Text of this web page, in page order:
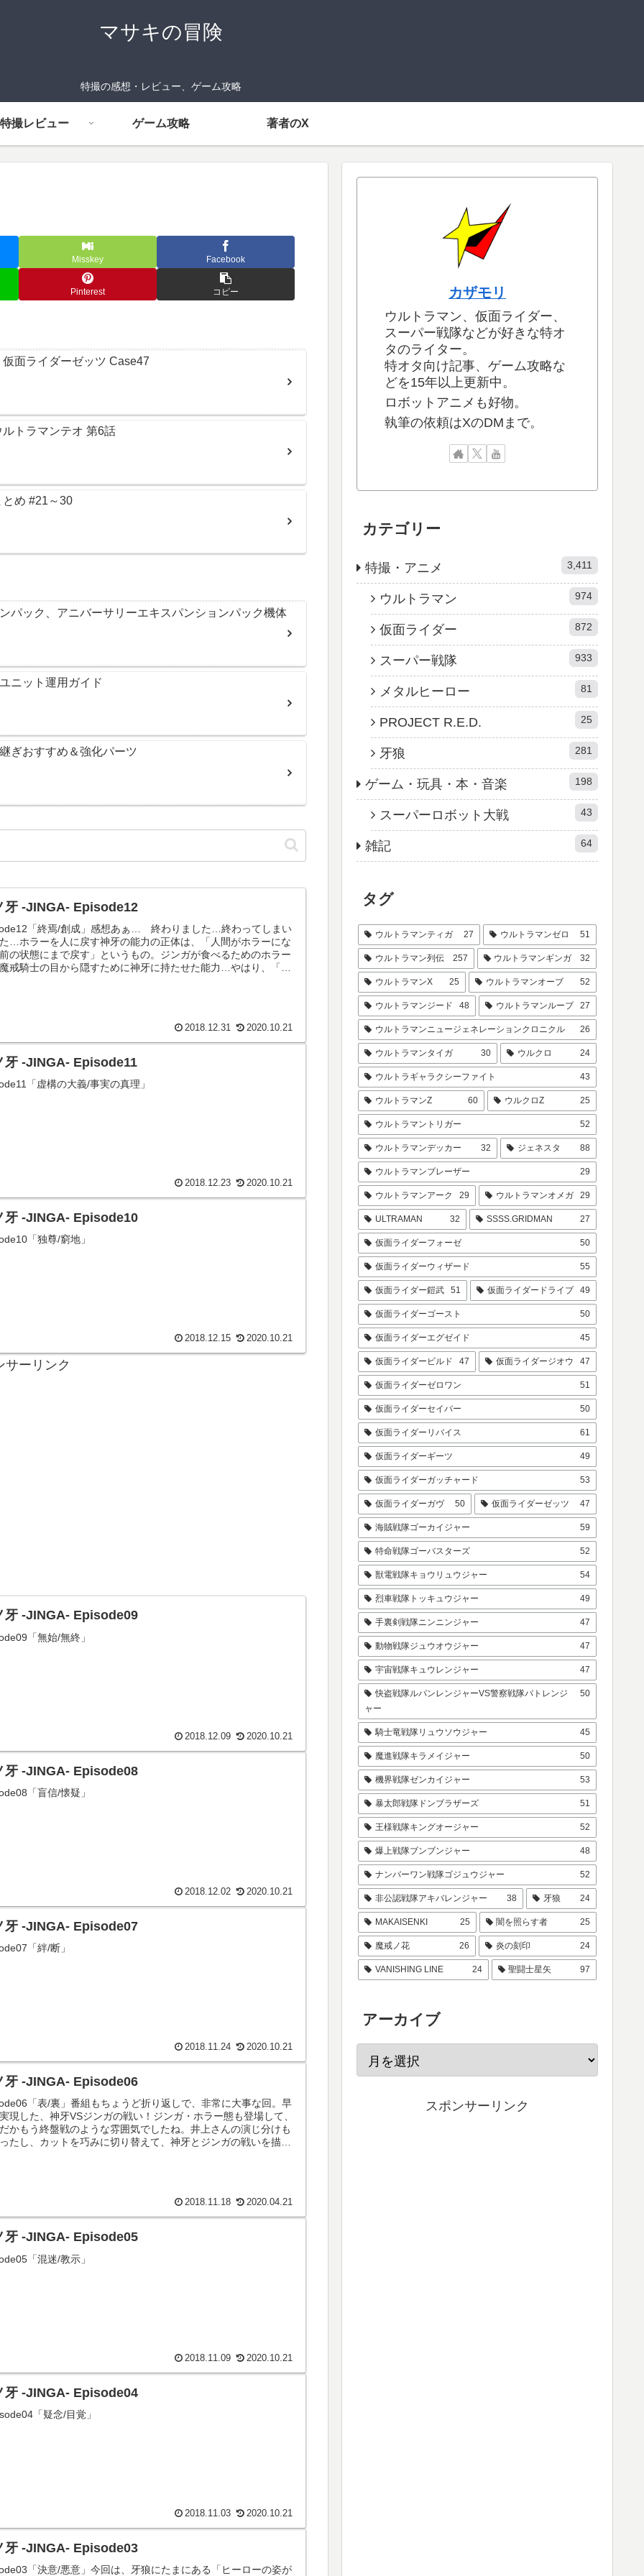
マサキの冒険
特撮の感想・レビュー、ゲーム攻略
特撮レビュー ゲーム攻略 著者のX
Misskey Facebook
Pinterest コピー
面ライダーゼッツ Case47
トラマンテオ 第6話
め #21～30
パック、アニバーサリーエキスパンションパック機体
ニット運用ガイド
ぎおすすめ＆強化パーツ
牙 -JINGA- Episode12
「終焉/創成」感想あぁ… 終わりました…終わってしまい
…ホラーを人に戻す神牙の能力の正体は、「人間がホラーにな
の状態にまで戻す」というもの。ジンガが食べるためのホラー
戒騎士の目から隠すために神牙に持たせた能力…やはり、「一
2018.12.31 2020.10.21
牙 -JINGA- Episode11
「虚構の大義/事実の真理」
2018.12.23 2020.10.21
牙 -JINGA- Episode10
「独尊/窮地」
2018.12.15 2020.10.21
サーリンク
牙 -JINGA- Episode09
「無始/無終」
2018.12.09 2020.10.21
牙 -JINGA- Episode08
「盲信/懐疑」
2018.12.02 2020.10.21
牙 -JINGA- Episode07
「絆/断」
2018.11.24 2020.10.21
牙 -JINGA- Episode06
「表/裏」番組もちょうど折り返しで、非常に大事な回。早
現した、神牙VSジンガの戦い！ジンガ・ホラー態も登場して、
かもう終盤戦のような雰囲気でしたね。井上さんの演じ分けも
たし、カットを巧みに切り替えて、神牙とジンガの戦いを描い
2018.11.18 2020.04.21
牙 -JINGA- Episode05
「混迷/教示」
2018.11.09 2020.10.21
牙 -JINGA- Episode04
「疑念/目覚」
2018.11.03 2020.10.21
牙 -JINGA- Episode03
「決意/悪意」今回は、牙狼にたまにある「ヒーローの姿が
カザモリ
ウルトラマン、仮面ライダー、
スーパー戦隊などが好きな特オ
タのライター。
特オタ向け記事、ゲーム攻略な
どを15年以上更新中。
ロボットアニメも好物。
執筆の依頼はXのDMまで。
カテゴリー
特撮・アニメ 3,411
ウルトラマン 974
仮面ライダー 872
スーパー戦隊 933
メタルヒーロー 81
PROJECT R.E.D. 25
牙狼 281
ゲーム・玩具・本・音楽 198
スーパーロボット大戦 43
雑記 64
タグ
ウルトラマンティガ 27 ウルトラマンゼロ 51
ウルトラマン列伝 257 ウルトラマンギンガ 32
ウルトラマンX 25 ウルトラマンオーブ 52
ウルトラマンジード 48 ウルトラマンルーブ 27
ウルトラマンニュージェネレーションクロニクル 26
ウルトラマンタイガ 30 ウルクロ 24
ウルトラギャラクシーファイト 43
ウルトラマンZ 60 ウルクロZ 25
ウルトラマントリガー 52
ウルトラマンデッカー 32 ジェネスタ 88
ウルトラマンブレーザー 29
ウルトラマンアーク 29 ウルトラマンオメガ 29
ULTRAMAN 32 SSSS.GRIDMAN 27
仮面ライダーフォーゼ 50
仮面ライダーウィザード 55
仮面ライダー鎧武 51 仮面ライダードライブ 49
仮面ライダーゴースト 50
仮面ライダーエグゼイド 45
仮面ライダービルド 47 仮面ライダージオウ 47
仮面ライダーゼロワン 51
仮面ライダーセイバー 50
仮面ライダーリバイス 61
仮面ライダーギーツ 49
仮面ライダーガッチャード 53
仮面ライダーガヴ 50 仮面ライダーゼッツ 47
海賊戦隊ゴーカイジャー 59
特命戦隊ゴーバスターズ 52
獣電戦隊キョウリュウジャー 54
烈車戦隊トッキュウジャー 49
手裏剣戦隊ニンニンジャー 47
動物戦隊ジュウオウジャー 47
宇宙戦隊キュウレンジャー 47
快盗戦隊ルパンレンジャーVS警察戦隊パトレンジ
ャー
50
騎士竜戦隊リュウソウジャー 45
魔進戦隊キラメイジャー 50
機界戦隊ゼンカイジャー 53
暴太郎戦隊ドンブラザーズ 51
王様戦隊キングオージャー 52
爆上戦隊ブンブンジャー 48
ナンバーワン戦隊ゴジュウジャー 52
非公認戦隊アキバレンジャー 38 牙狼 24
MAKAISENKI 25 闇を照らす者 25
魔戒ノ花 26 炎の刻印 24
VANISHING LINE 24 聖闘士星矢 97
アーカイブ
スポンサーリンク